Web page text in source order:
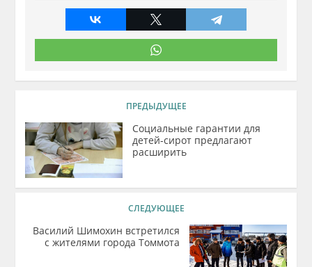
ПРЕДЫДУЩЕЕ
Социальные гарантии для
детей-сирот предлагают
расширить
СЛЕДУЮЩЕЕ
Василий Шимохин встретился
с жителями города Томмота